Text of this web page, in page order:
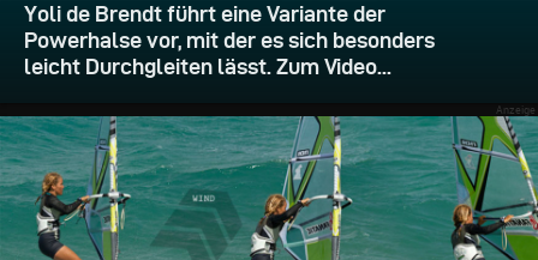
Yoli de Brendt führt eine Variante der
Powerhalse vor, mit der es sich besonders
leicht Durchgleiten lässt. Zum Video...